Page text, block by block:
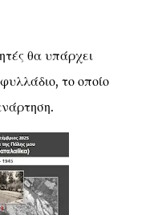
θα υπάρχει
το οποίο